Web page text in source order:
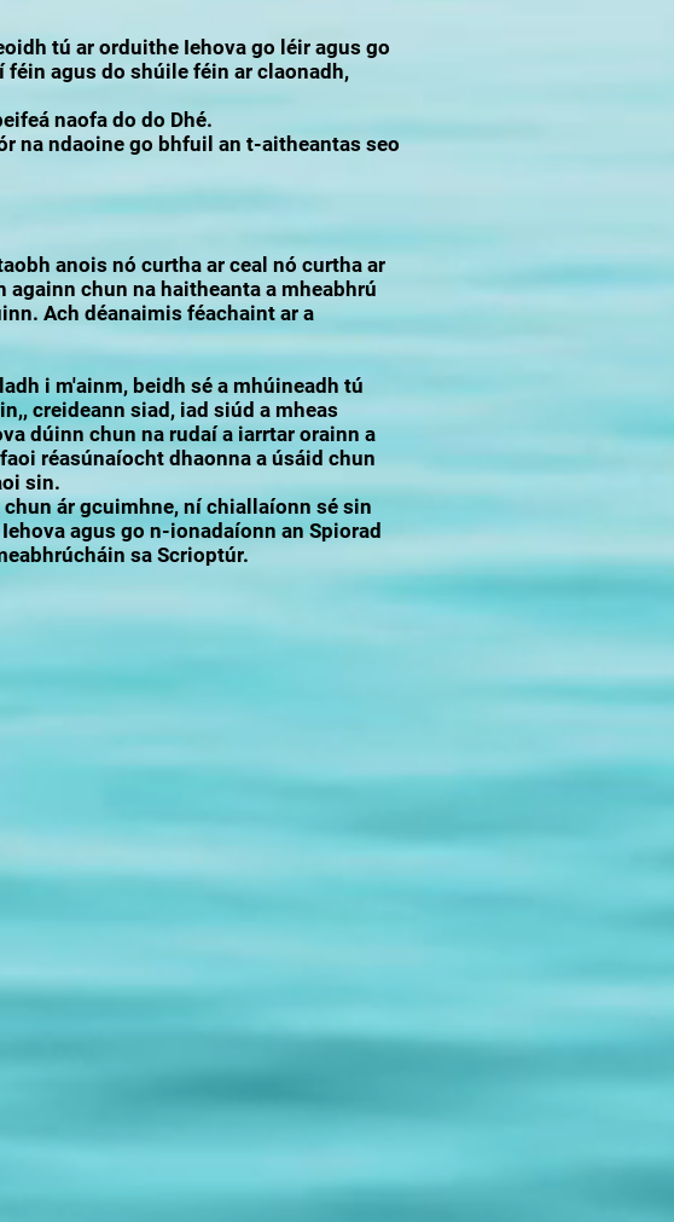
tú ar orduithe Iehova go léir agus go
agus do shúile féin ar claonadh,
naofa do do Dhé.
na ndaoine go bhfuil an t-aitheantas seo
anois nó curtha ar ceal nó curtha ar
againn chun na haitheanta a mheabhrú
Ach déanaimis féachaint ar a
i m'ainm, beidh sé a mhúineadh tú
creideann siad, iad siúd a mheas
dúinn chun na rudaí a iarrtar orainn a
réasúnaíocht dhaonna a úsáid chun
sin.
ár gcuimhne, ní chiallaíonn sé sin
agus go n-ionadaíonn an Spiorad
sa Scrioptúr.